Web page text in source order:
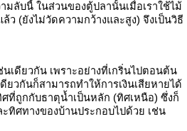
ลับนี้ ในส่วนของตู้ปลานั้นเมื่อเราใช้ไม้
(ยังไม่วัดความกว้างและสูง) จึงเป็นวิธี
เดียวกัน เพราะอย่างที่เกริ่นไปตอนต้น
วกันก็สามารถทำให้การเงินเสียหายได้
ที่ถูกกับธาตุน้ำเป็นหลัก (ทิศเหนือ) ซึ่งก็
ทิศทางของบ้านประกอบไปด้วย เช่น